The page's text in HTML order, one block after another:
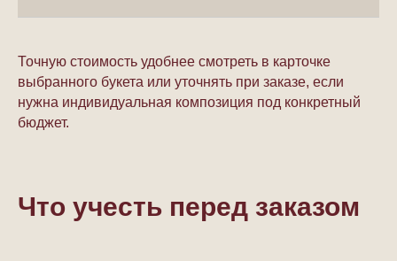
Точную стоимость удобнее смотреть в карточке
выбранного букета или уточнять при заказе, если
нужна индивидуальная композиция под конкретный
бюджет.
Что учесть перед заказом